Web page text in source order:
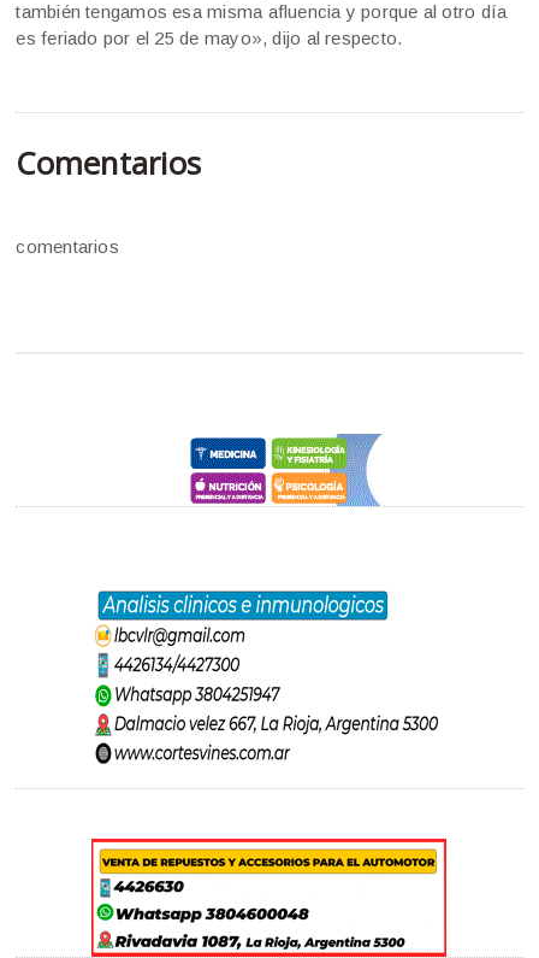
también tengamos esa misma afluencia y porque al otro día
es feriado por el 25 de mayo», dijo al respecto.
Comentarios
comentarios